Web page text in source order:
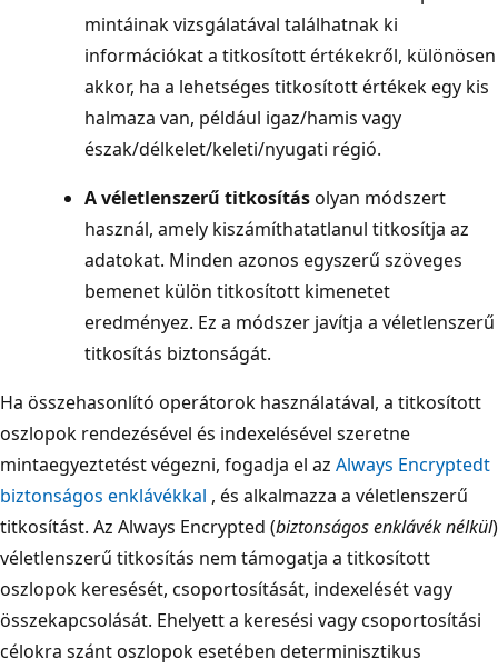
mintáinak vizsgálatával találhatnak ki
információkat a titkosított értékekről, különösen
akkor, ha a lehetséges titkosított értékek egy kis
halmaza van, például igaz/hamis vagy
észak/délkelet/keleti/nyugati régió.
A véletlenszerű titkosításolyan módszert
használ, amely kiszámíthatatlanul titkosítja az
adatokat. Minden azonos egyszerű szöveges
bemenet külön titkosított kimenetet
eredményez. Ez a módszer javítja a véletlenszerű
titkosítás biztonságát.
Ha összehasonlító operátorok használatával, a titkosított
oszlopok rendezésével és indexelésével szeretne
mintaegyeztetést végezni, fogadja el az Always Encryptedt
biztonságos enklávékkal , és alkalmazza a véletlenszerű
titkosítást. Az Always Encrypted (biztonságos enklávék nélkül)
véletlenszerű titkosítás nem támogatja a titkosított
oszlopok keresését, csoportosítását, indexelését vagy
összekapcsolását. Ehelyett a keresési vagy csoportosítási
célokra szánt oszlopok esetében determinisztikus